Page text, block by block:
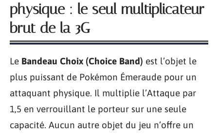
physique : le seul multiplicateur
brut de la 3G
Le Bandeau Choix (Choice Band) est l’objet le
plus puissant de Pokémon Émeraude pour un
attaquant physique. Il multiplie l’Attaque par
1,5 en verrouillant le porteur sur une seule
capacité. Aucun autre objet du jeu n’offre un